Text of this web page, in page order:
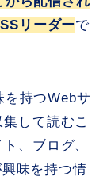
リーダーで
持つWebサ
して読むこ
、ブログ、
味を持つ情